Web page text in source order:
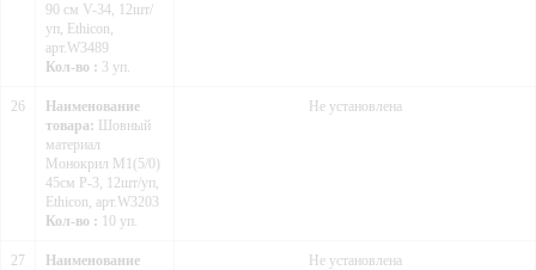
90 см V-34, 12шт/
уп, Ethicon,
арт.W3489
Кол-во : 3 уп.
26
Наименование
товара: Шовный
материал
Монокрил М1(5/0)
45см P-3, 12шт/уп,
Ethicon, арт.W3203
Кол-во : 10 уп.
Не установлена
27
Наименование
Не установлена